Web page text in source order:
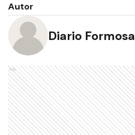
Autor
Diario Formosa
Ads